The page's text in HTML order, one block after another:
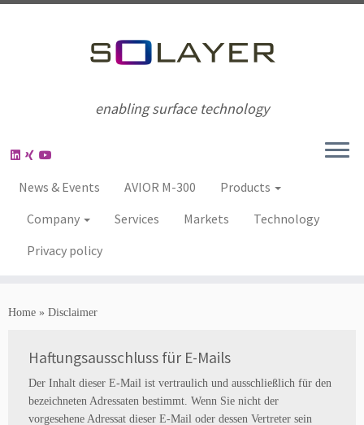
enabling surface technology
News & Events AVIOR M-300
Products
Company
Services Markets
Technology
Privacy policy
Home » Disclaimer
Haftungsausschluss für E-Mails
Der Inhalt dieser E-Mail ist vertraulich und ausschließlich für den
bezeichneten Adressaten bestimmt. Wenn Sie nicht der
vorgesehene Adressat dieser E-Mail oder dessen Vertreter sein